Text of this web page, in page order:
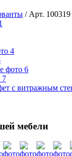
/ Арт. 100319
мебели